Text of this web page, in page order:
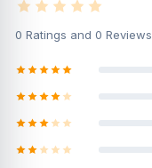
0 Ratings and 0 Reviews